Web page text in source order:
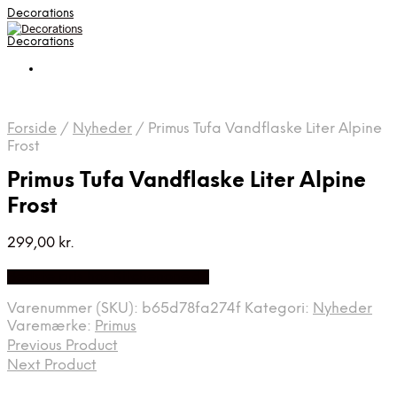
Decorations
Decorations
Forside / Nyheder / Primus Tufa Vandflaske Liter Alpine
Frost
Primus Tufa Vandflaske Liter Alpine
Frost
299,00 kr.
Varenummer (SKU): b65d78fa274f Kategori: Nyheder
Varemærke: Primus
Previous Product
Next Product